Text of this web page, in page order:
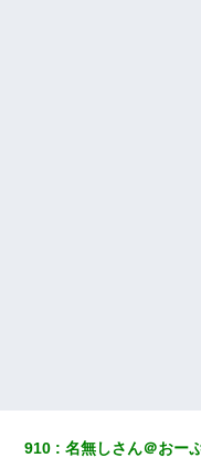
910 名無しさん＠おー